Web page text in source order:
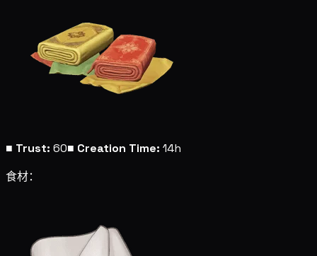
■ Trust: 60■ Creation Time: 14h
食材：